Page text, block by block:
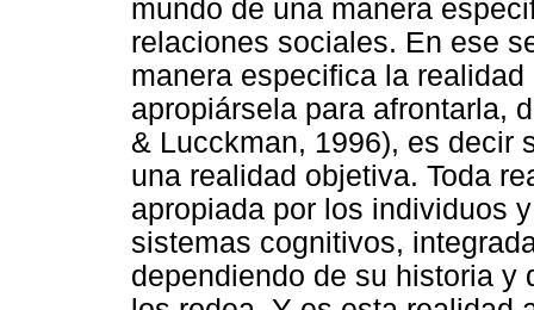
mundo de una manera
relaciones sociales. En ese
manera especifica la
apropiársela para afrontarla,
& Lucckman, 1996), es decir
una realidad objetiva. Toda
apropiada por los individuos
sistemas cognitivos,
dependiendo de su historia y